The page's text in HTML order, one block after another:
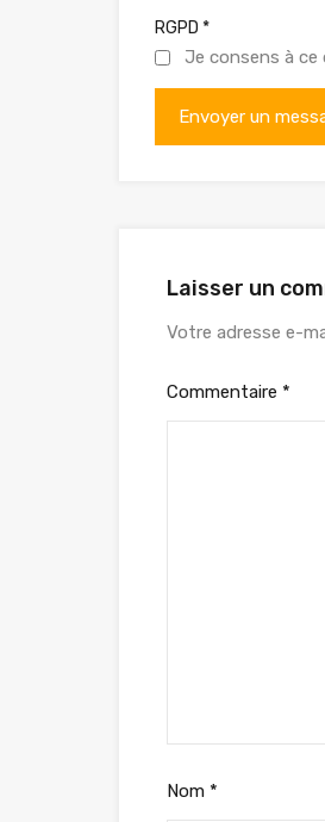
RGPD *
Je consens à ce
Laisser un
Votre adresse e-
Commentaire *
Nom *